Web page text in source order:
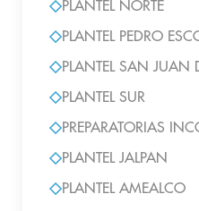
PLANTEL NORTE
PLANTEL PEDRO
PLANTEL SAN JUAN
PLANTEL SUR
PREPARATORIAS
PLANTEL JALPAN
PLANTEL AMEALCO